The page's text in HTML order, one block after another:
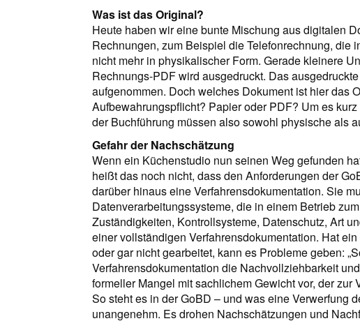
Was ist das Original?
Heute haben wir eine bunte Mischung aus digitalen
Rechnungen, zum Beispiel die Telefonrechnung, die
nicht mehr in physikalischer Form. Gerade kleinere
Rechnungs-PDF wird ausgedruckt. Das
aufgenommen. Doch welches Dokument ist hier das
Aufbewahrungspflicht? Papier oder PDF? Um es
der Buchführung müssen also sowohl physische als
Gefahr der Nachschätzung
Wenn ein Küchenstudio nun seinen Weg gefunden
heißt das noch nicht, dass den Anforderungen der
darüber hinaus eine Verfahrensdokumentation. Sie
Datenverarbeitungssysteme, die in einem Betrieb
Zuständigkeiten, Kontrollsysteme, Datenschutz, Art
einer vollständigen Verfahrensdokumentation. Hat
oder gar nicht gearbeitet, kann es Probleme geben:
Verfahrensdokumentation die Nachvollziehbarkeit
formeller Mangel mit sachlichem Gewicht vor, der zur
So steht es in der GoBD – und was eine Verwerfung
unangenehm. Es drohen Nachschätzungen und